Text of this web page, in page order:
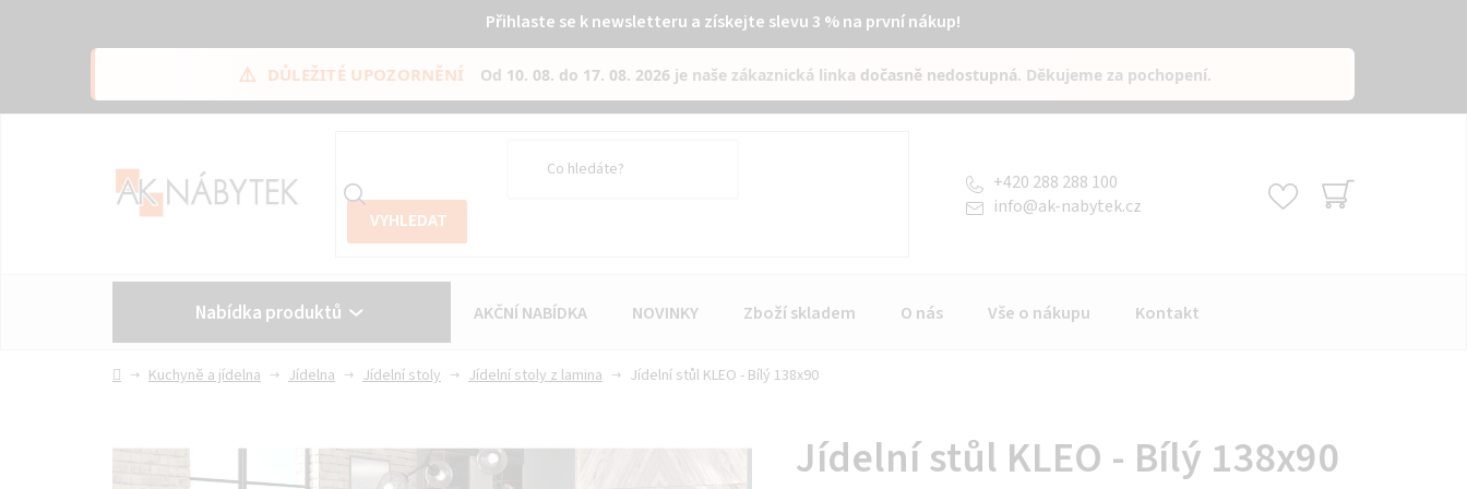
Přihlaste se k newsletteru a získejte slevu 3 % na první nákup!
⚠️ DŮLEŽITÉ UPOZORNĚNÍ Od 10. 08. do 17. 08. 2026 je naše zákaznická linka dočasně nedostupná. Děkujeme za pochopení.
info@ak-nabytek.cz
+420 288 288 100
Nabídka produktů AKČNÍ NABÍDKA NOVINKY Zboží skladem O nás Vše o nákupu Kontakt
Vše o nákupu Kontakt
DomůKuchyně a jídelna Jídelna Jídelní stoly Jídelní stoly z lamina Jídelní stůl KLEO - Bílý 138x90
Jídelní stůl KLEO - Bílý 138x90